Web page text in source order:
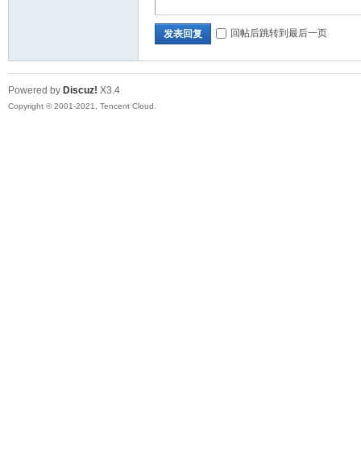
发表回复 回帖后跳转到最后一页
Powered by Discuz! X3.4
Copyright © 2001-2021, Tencent Cloud.